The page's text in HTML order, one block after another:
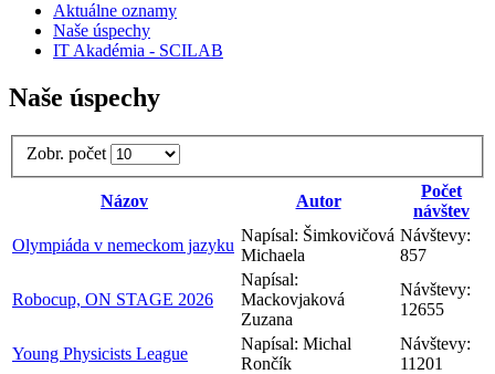
Aktuálne oznamy
Naše úspechy
IT Akadémia - SCILAB
Naše úspechy
Zobr. počet
Názov Autor
Počet
návštev
Olympiáda v nemeckom jazyku
Napísal: Šimkovičová
Michaela
Návštevy:
857
Robocup, ON STAGE 2026
Napísal:
Mackovjaková
Zuzana
Návštevy:
12655
Young Physicists League
Napísal: Michal
Rončík
Návštevy:
11201